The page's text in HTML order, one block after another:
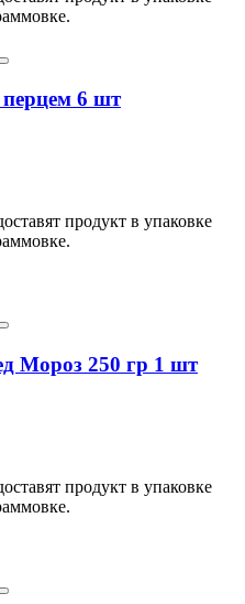
6 шт
продукт в упаковке
Мороз 250 гр 1 шт
продукт в упаковке